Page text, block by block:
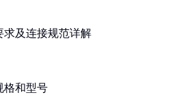
求及连接规范详解
格和型号